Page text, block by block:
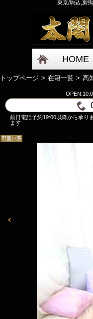
東京/駒込,巣
HOME
トップページ 在籍一覧 高
前日電話予約19:00以降から承り
ます
可愛い系